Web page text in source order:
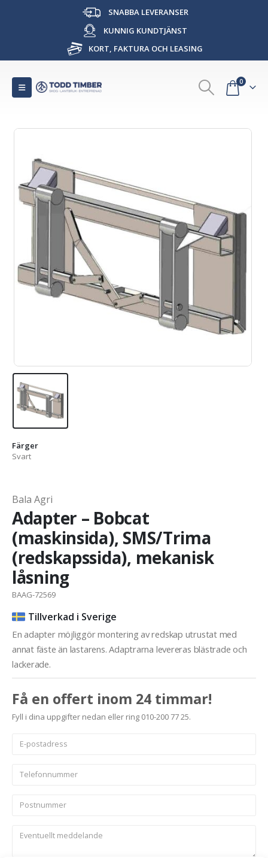
SNABBA LEVERANSER
KUNNIG KUNDTJÄNST
KORT, FAKTURA OCH LEASING
0
Färger
Svart
Bala Agri
Adapter – Bobcat
(maskinsida), SMS/Trima
(redskapssida), mekanisk
låsning
BAAG-72569
Tillverkad i Sverige
En adapter möjliggör montering av redskap utrustat med
annat fäste än lastarens. Adaptrarna levereras blästrade och
lackerade.
Få en offert inom 24 timmar!
Fyll i dina uppgifter nedan eller ring 010-200 77 25.